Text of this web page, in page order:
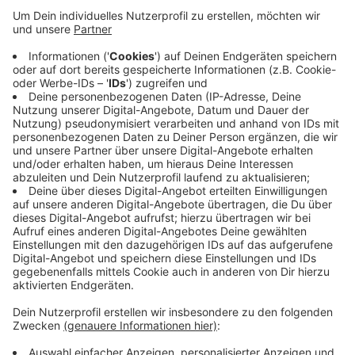
In vielen Fällen wird nach der Zeitumstellung um drei
Uhr der Fahrplan noch einmal wiederholt. Die U76 über
Krefeld fährt nach drei Uhr zum Beispiel noch einmal
im selben Takt, heißt es von der Rheinbahn. Auch die
NachtExpress-Linien sind von der Anpassung
betroffen. Fahrgäste sollten die verlängerte Nacht bei
ihrer Reiseplanung berücksichtigen, heißt es.
Anzeige